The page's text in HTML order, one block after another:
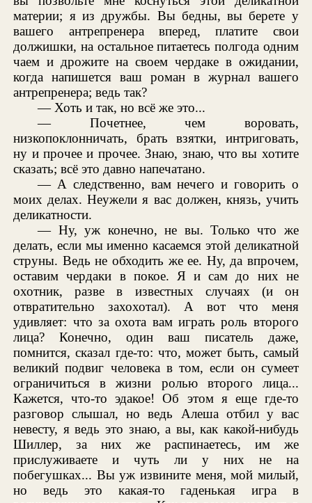
материи; я из дружбы. Вы бедны, вы берете у
вашего антрепренера вперед, платите свои
должишки, на остальное питаетесь полгода одним
чаем и дрожите на своем чердаке в ожидании,
когда напишется ваш роман в журнал вашего
антрепренера; ведь так?
— Хоть и так, но всё же это...
— Почетнее, чем воровать,
низкопоклонничать, брать взятки, интриговать,
ну и прочее и прочее. Знаю, знаю, что вы хотите
сказать; всё это давно напечатано.
— А следственно, вам нечего и говорить о
моих делах. Неужели я вас должен, князь, учить
деликатности.
— Ну, уж конечно, не вы. Только что же
делать, если мы именно касаемся этой деликатной
струны. Ведь не обходить же ее. Ну, да впрочем,
оставим чердаки в покое. Я и сам до них не
охотник, разве в известных случаях (и он
отвратительно захохотал). А вот что меня
удивляет: что за охота вам играть роль второго
лица? Конечно, один ваш писатель даже,
помнится, сказал где-то: что, может быть, самый
великий подвиг человека в том, если он сумеет
ограничиться в жизни ролью второго лица...
Кажется, что-то эдакое! Об этом я еще где-то
разговор слышал, но ведь Алеша отбил у вас
невесту, я ведь это знаю, а вы, как какой-нибудь
Шиллер, за них же распинаетесь, им же
прислуживаете и чуть ли у них не на
побегушках... Вы уж извините меня, мой милый,
но ведь это какая-то гаденькая игра в